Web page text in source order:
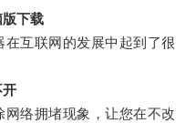
下载
联网的发展中起到了很
开
络拥堵现象，让您在不改